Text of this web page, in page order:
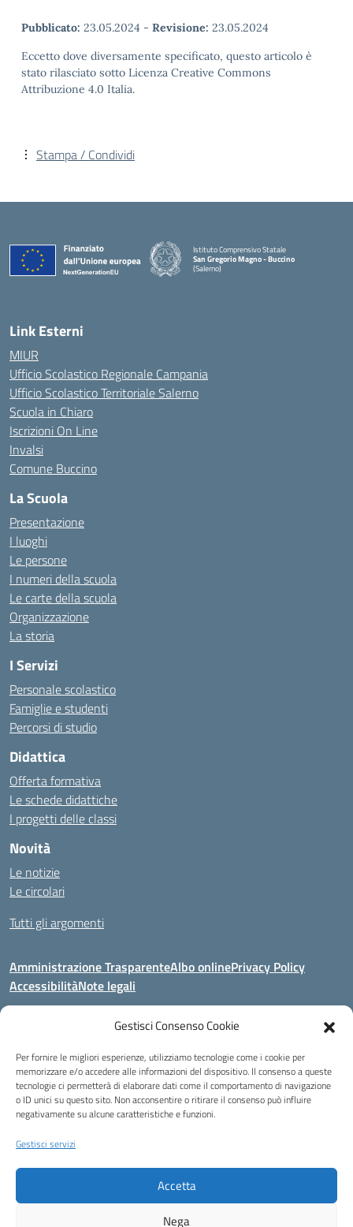
Gestisci Consenso Cookie
Per fornire le migliori esperienze, utilizziamo tecnologie come i cookie per
memorizzare e/o accedere alle informazioni del dispositivo. Il consenso a queste
tecnologie ci permetterà di elaborare dati come il comportamento di navigazione
o ID unici su questo sito. Non acconsentire o ritirare il consenso può influire
negativamente su alcune caratteristiche e funzioni.
Gestisci servizi
Accetta
Nega
Pubblicato: 23.05.2024 - Revisione: 23.05.2024
Eccetto dove diversamente specificato, questo articolo è
stato rilasciato sotto Licenza Creative Commons
Attribuzione 4.0 Italia.
Stampa / Condividi
Istituto Comprensivo Statale
San Gregorio Magno - Buccino
(Salerno)
Link Esterni
MIUR
Ufficio Scolastico Regionale Campania
Ufficio Scolastico Territoriale Salerno
Scuola in Chiaro
Iscrizioni On Line
Invalsi
Comune Buccino
La Scuola
Presentazione
I luoghi
Le persone
I numeri della scuola
Le carte della scuola
Organizzazione
La storia
I Servizi
Personale scolastico
Famiglie e studenti
Percorsi di studio
Didattica
Offerta formativa
Le schede didattiche
I progetti delle classi
Novità
Le notizie
Le circolari
Tutti gli argomenti
Amministrazione TrasparenteAlbo onlinePrivacy Policy
AccessibilitàNote legali
Centralino:0828 955033 Email:saic8be00q@istruzione.it
Posta elettronica certificata (PEC):saic8be00q@pec.istruzione.it
Codice fiscale: 91053550652
Codice Indice delle Pubbliche Amministrazioni (IPA): icb_65
Eccetto dove diversamente specificato, questo articolo è stato rilasciato
sotto Licenza Creative Commons Attribuzione 4.0 Italia.